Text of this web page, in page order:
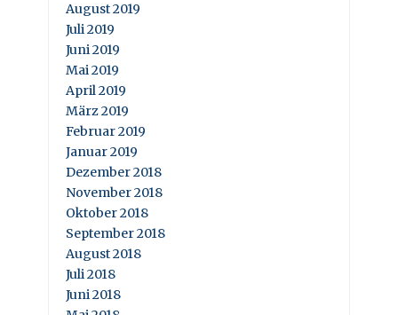
August 2019
Juli 2019
Juni 2019
Mai 2019
April 2019
März 2019
Februar 2019
Januar 2019
Dezember 2018
November 2018
Oktober 2018
September 2018
August 2018
Juli 2018
Juni 2018